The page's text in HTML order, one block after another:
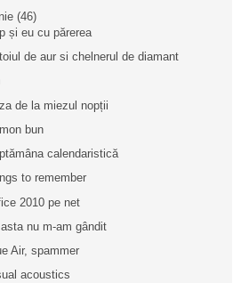
(46)
și eu cu părerea
de aur si chelnerul de diamant
de la miezul nopții
bun
calendaristică
to remember
2010 pe net
asta nu m-am gândit
Air, spammer
acoustics